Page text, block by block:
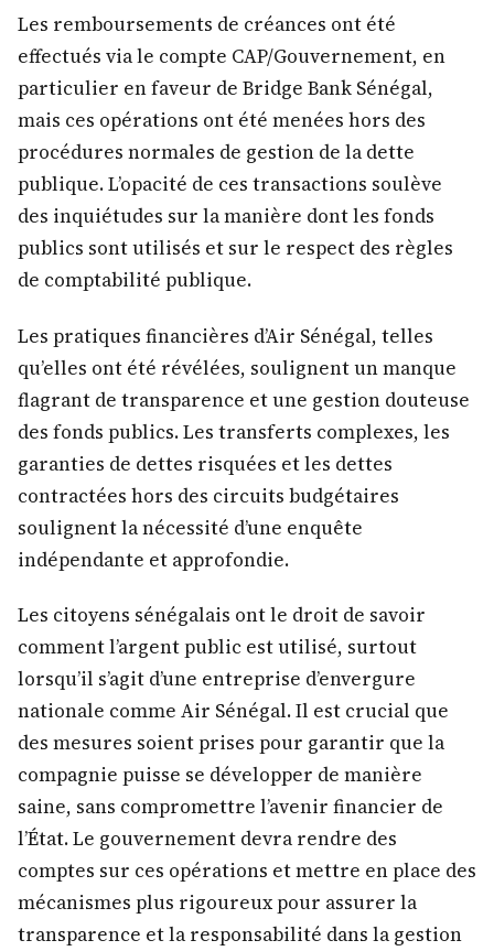
Les remboursements de créances ont été
effectués via le compte CAP/Gouvernement, en
particulier en faveur de Bridge Bank Sénégal,
mais ces opérations ont été menées hors des
procédures normales de gestion de la dette
publique. L’opacité de ces transactions soulève
des inquiétudes sur la manière dont les fonds
publics sont utilisés et sur le respect des règles
de comptabilité publique.
Les pratiques financières d’Air Sénégal, telles
qu’elles ont été révélées, soulignent un manque
flagrant de transparence et une gestion douteuse
des fonds publics. Les transferts complexes, les
garanties de dettes risquées et les dettes
contractées hors des circuits budgétaires
soulignent la nécessité d’une enquête
indépendante et approfondie.
Les citoyens sénégalais ont le droit de savoir
comment l’argent public est utilisé, surtout
lorsqu’il s’agit d’une entreprise d’envergure
nationale comme Air Sénégal. Il est crucial que
des mesures soient prises pour garantir que la
compagnie puisse se développer de manière
saine, sans compromettre l’avenir financier de
l’État. Le gouvernement devra rendre des
comptes sur ces opérations et mettre en place des
mécanismes plus rigoureux pour assurer la
transparence et la responsabilité dans la gestion